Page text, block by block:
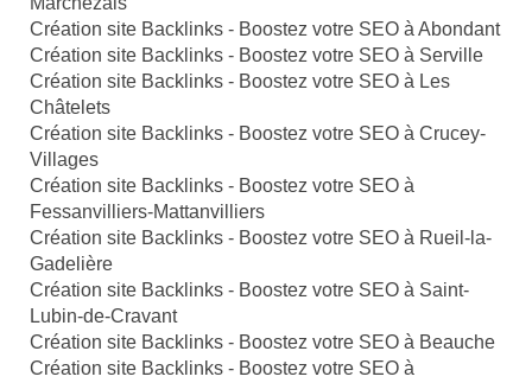
Création site Backlinks - Boostez votre SEO à Abondant
Création site Backlinks - Boostez votre SEO à Serville
Création site Backlinks - Boostez votre SEO à Les
Châtelets
Création site Backlinks - Boostez votre SEO à Crucey-
Villages
Création site Backlinks - Boostez votre SEO à
Fessanvilliers-Mattanvilliers
Création site Backlinks - Boostez votre SEO à Rueil-la-
Gadelière
Création site Backlinks - Boostez votre SEO à Saint-
Lubin-de-Cravant
Création site Backlinks - Boostez votre SEO à Beauche
Création site Backlinks - Boostez votre SEO à